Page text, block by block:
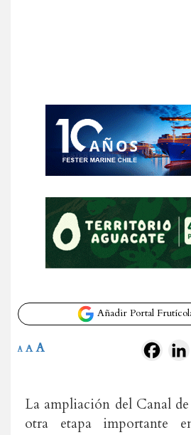
Añadir Portal
A A A
La ampliación del Canal
otra etapa importante